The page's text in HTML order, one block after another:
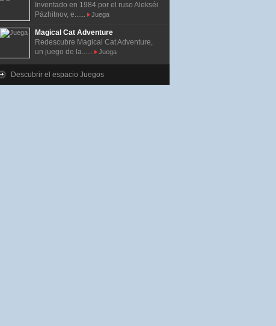
Inventado en 1984 por el ruso Alekséi
Pázhitnov, e......
Juega
Magical Cat Adventure
Redescubre Magical Cat Adventure,
un juego de la......
Juega
Descubrir el espacio Juegos